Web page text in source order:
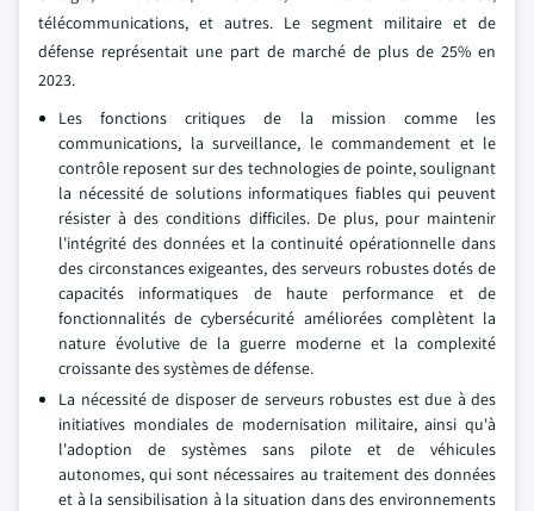
télécommunications, et autres. Le segment militaire et de
défense représentait une part de marché de plus de 25% en
2023.
Les fonctions critiques de la mission comme les
communications, la surveillance, le commandement et le
contrôle reposent sur des technologies de pointe, soulignant
la nécessité de solutions informatiques fiables qui peuvent
résister à des conditions difficiles. De plus, pour maintenir
l'intégrité des données et la continuité opérationnelle dans
des circonstances exigeantes, des serveurs robustes dotés de
capacités informatiques de haute performance et de
fonctionnalités de cybersécurité améliorées complètent la
nature évolutive de la guerre moderne et la complexité
croissante des systèmes de défense.
La nécessité de disposer de serveurs robustes est due à des
initiatives mondiales de modernisation militaire, ainsi qu'à
l'adoption de systèmes sans pilote et de véhicules
autonomes, qui sont nécessaires au traitement des données
et à la sensibilisation à la situation dans des environnements